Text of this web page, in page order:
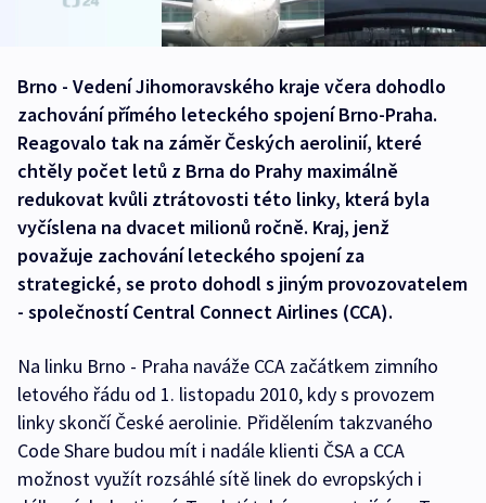
Brno - Vedení Jihomoravského kraje včera dohodlo
zachování přímého leteckého spojení Brno-Praha.
Reagovalo tak na záměr Českých aerolinií, které
chtěly počet letů z Brna do Prahy maximálně
redukovat kvůli ztrátovosti této linky, která byla
vyčíslena na dvacet milionů ročně. Kraj, jenž
považuje zachování leteckého spojení za
strategické, se proto dohodl s jiným provozovatelem
- společností Central Connect Airlines (CCA).
Na linku Brno - Praha naváže CCA začátkem zimního
letového řádu od 1. listopadu 2010, kdy s provozem
linky skončí České aerolinie. Přidělením takzvaného
Code Share budou mít i nadále klienti ČSA a CCA
možnost využít rozsáhlé sítě linek do evropských i